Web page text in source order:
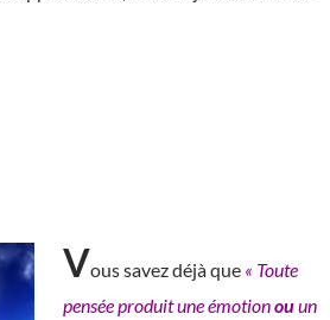
Vous savez déjà que « Toute
pensée produit une émotionouun